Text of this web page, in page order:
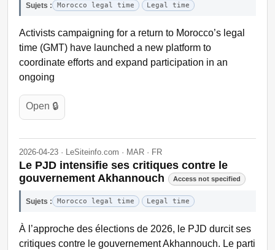
Sujets : Morocco legal time Legal time
Activists campaigning for a return to Morocco’s legal
time (GMT) have launched a new platform to
coordinate efforts and expand participation in an
ongoing
Open 🔒
2026-04-23 · LeSiteinfo.com · MAR · FR
Le PJD intensifie ses critiques contre le
gouvernement Akhannouch
Access not specified
Sujets : Morocco legal time Legal time
À l’approche des élections de 2026, le PJD durcit ses
critiques contre le gouvernement Akhannouch. Le parti